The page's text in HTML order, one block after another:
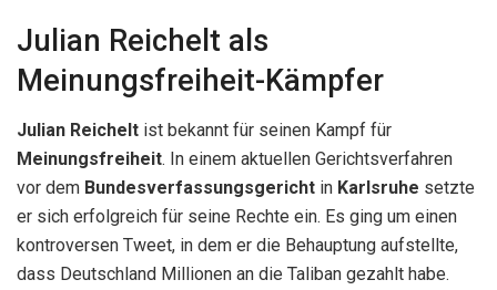
Julian Reichelt als
Meinungsfreiheit-Kämpfer
Julian Reichelt ist bekannt für seinen Kampf für
Meinungsfreiheit. In einem aktuellen Gerichtsverfahren
vor dem Bundesverfassungsgericht in Karlsruhe setzte
er sich erfolgreich für seine Rechte ein. Es ging um einen
kontroversen Tweet, in dem er die Behauptung aufstellte,
dass Deutschland Millionen an die Taliban gezahlt habe.